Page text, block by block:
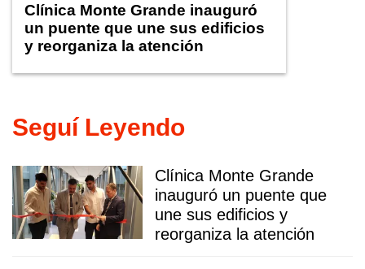
Clínica Monte Grande inauguró
un puente que une sus edificios
y reorganiza la atención
Seguí Leyendo
Clínica Monte Grande
inauguró un puente que
une sus edificios y
reorganiza la atención